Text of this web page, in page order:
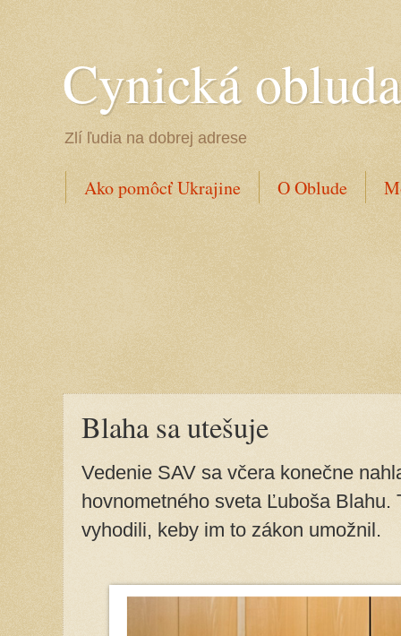
Cynická obluda
Zlí ľudia na dobrej adrese
Ako pomôcť Ukrajine O Oblude
Blaha sa utešuje
Vedenie SAV sa včera konečne
hovnometného sveta Ľuboša
vyhodili, keby im to zákon umožnil.